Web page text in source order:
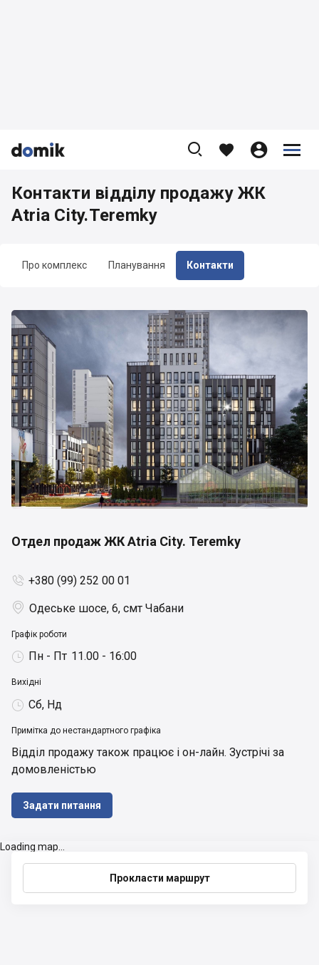


    


Про комплекс Планування Контакти
Контакти відділу продажу ЖК
Atria City.Teremky
Отдел продаж ЖК Atria City. Teremky
 +380 (99) 252 00 01
 Одеське шосе, 6, смт Чабани
Графік роботи
 Пн - Пт 11.00 - 16:00
Вихідні
 Сб, Нд
Примітка до нестандартного графіка
Відділ продажу також працює і он-лайн. Зустрічі за
домовленістью
Задати питання
Loading map...
Прокласти маршрут